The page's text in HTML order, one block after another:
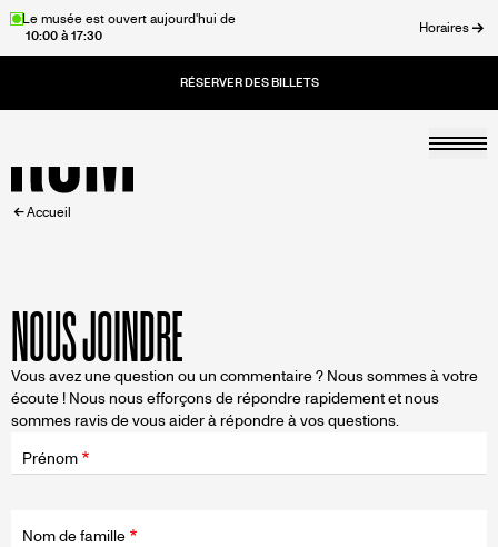
AllerLe musée est ouvert aujourd'hui de
10:00 à 17:30
Horaires
Accueil
FIL
D'ARIANE
Accueil
NOUS JOINDRE
Vous avez une question ou un commentaire ? Nous sommes à votre
écoute ! Nous nous efforçons de répondre rapidement et nous
sommes ravis de vous aider à répondre à vos questions.
Champ
d'application
Prénom
Nom de famille